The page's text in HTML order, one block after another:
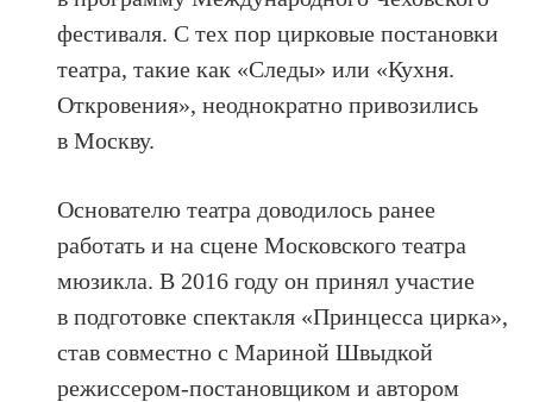
фестиваля. С тех пор цирковые постановки
театра, такие как «Следы» или «Кухня.
Откровения», неоднократно привозились
в Москву.
Основателю театра доводилось ранее
работать и на сцене Московского театра
мюзикла. В 2016 году он принял участие
в подготовке спектакля «Принцесса цирка»,
став совместно с Мариной Швыдкой
режиссером-постановщиком и автором